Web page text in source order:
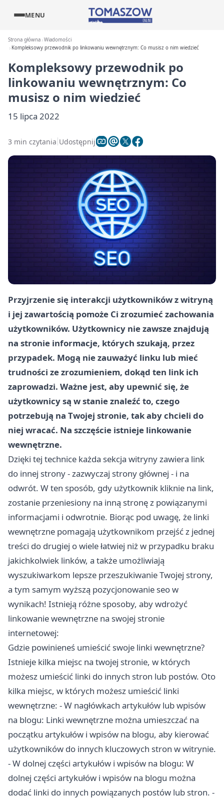
MENU
Strona główna Wiadomości
Kompleksowy przewodnik po linkowaniu wewnętrznym: Co musisz o nim wiedzieć
Kompleksowy przewodnik po
linkowaniu wewnętrznym: Co
musisz o nim wiedzieć
15 lipca 2022
3 min czytania Udostępnij
Przyjrzenie się interakcji użytkowników z witryną
i jej zawartością pomoże Ci zrozumieć zachowania
użytkowników. Użytkownicy nie zawsze znajdują
na stronie informacje, których szukają, przez
przypadek. Mogą nie zauważyć linku lub mieć
trudności ze zrozumieniem, dokąd ten link ich
zaprowadzi. Ważne jest, aby upewnić się, że
użytkownicy są w stanie znaleźć to, czego
potrzebują na Twojej stronie, tak aby chcieli do
niej wracać. Na szczęście istnieje linkowanie
wewnętrzne.
Dzięki tej technice każda sekcja witryny zawiera link
do innej strony - zazwyczaj strony głównej - i na
odwrót. W ten sposób, gdy użytkownik kliknie na link,
zostanie przeniesiony na inną stronę z powiązanymi
informacjami i odwrotnie. Biorąc pod uwagę, że linki
wewnętrzne pomagają użytkownikom przejść z jednej
treści do drugiej o wiele łatwiej niż w przypadku braku
jakichkolwiek linków, a także umożliwiają
wyszukiwarkom lepsze przeszukiwanie Twojej strony,
a tym samym wyższą pozycjonowanie seow
wynikach! Istnieją różne sposoby, aby wdrożyć
linkowanie wewnętrzne na swojej stronie
internetowej:
Gdzie powinieneś umieścić swoje linki wewnętrzne?
Istnieje kilka miejsc na twojej stronie, w których
możesz umieścić linki do innych stron lub postów. Oto
kilka miejsc, w których możesz umieścić linki
wewnętrzne: - W nagłówkach artykułów lub wpisów
na blogu: Linki wewnętrzne można umieszczać na
początku artykułów i wpisów na blogu, aby kierować
użytkowników do innych kluczowych stron w witrynie.
- W dolnej części artykułów i wpisów na blogu: W
dolnej części artykułów i wpisów na blogu można
dodać linki do innych powiązanych postów lub stron. -